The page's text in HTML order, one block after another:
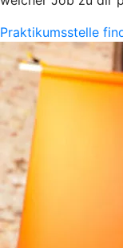
Praktikumsstelle